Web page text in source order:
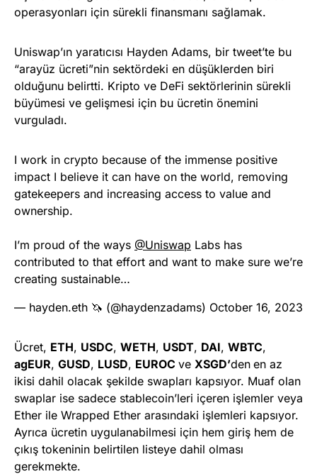
operasyonları için sürekli finansmanı sağlamak.
Uniswap’ın yaratıcısı Hayden Adams, bir tweet’te bu
“arayüz ücreti”nin sektördeki en düşüklerden biri
olduğunu belirtti. Kripto ve DeFi sektörlerinin sürekli
büyümesi ve gelişmesi için bu ücretin önemini
vurguladı.
I work in crypto because of the immense positive
impact I believe it can have on the world, removing
gatekeepers and increasing access to value and
ownership.
I’m proud of the ways @Uniswap Labs has
contributed to that effort and want to make sure we’re
creating sustainable…
— hayden.eth 🦄 (@haydenzadams) October 16, 2023
Ücret, ETH, USDC, WETH, USDT, DAI, WBTC,
agEUR, GUSD, LUSD, EUROC ve XSGD’den en az
ikisi dahil olacak şekilde swapları kapsıyor. Muaf olan
swaplar ise sadece stablecoin’leri içeren işlemler veya
Ether ile Wrapped Ether arasındaki işlemleri kapsıyor.
Ayrıca ücretin uygulanabilmesi için hem giriş hem de
çıkış tokeninin belirtilen listeye dahil olması
gerekmekte.